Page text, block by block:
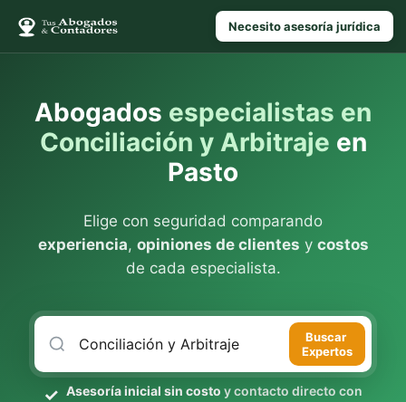
Necesito asesoría jurídica
Abogados especialistas en
Conciliación y Arbitraje en
Pasto
Elige con seguridad comparando
experiencia, opiniones de clientes y costos
de cada especialista.
Buscar
Expertos
Asesoría inicial sin costo y contacto directo con